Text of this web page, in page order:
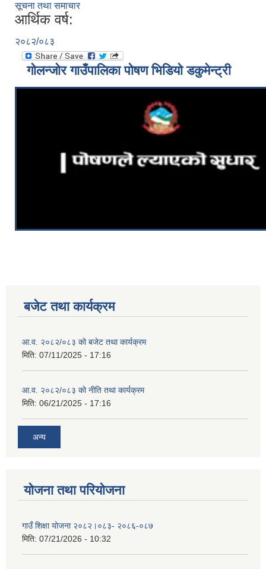
सूचना तथा समाचार
आर्थिक वर्ष:
२०८२/०८३
गोलन्जोर गाउँपालिका पोषण भिडियो डकुमेन्ट्री
बजेट तथा कार्यक्रम
आ.व. २०८२/०८३ को बजेट तथा कार्यक्रम
मिति: 07/11/2025 - 17:16
आ.व. २०८२/०८३ को नीति तथा कार्यक्रम
मिति: 06/21/2025 - 17:16
अन्य
योजना तथा परियोजना
गाउँ शिक्षा योजना २०८२।०८३- २०८६-०८७
मिति: 07/21/2026 - 10:32